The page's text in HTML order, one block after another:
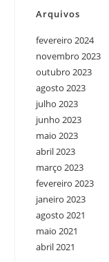
Arquivos
fevereiro 2024
novembro 2023
outubro 2023
agosto 2023
julho 2023
junho 2023
maio 2023
abril 2023
março 2023
fevereiro 2023
janeiro 2023
agosto 2021
maio 2021
abril 2021